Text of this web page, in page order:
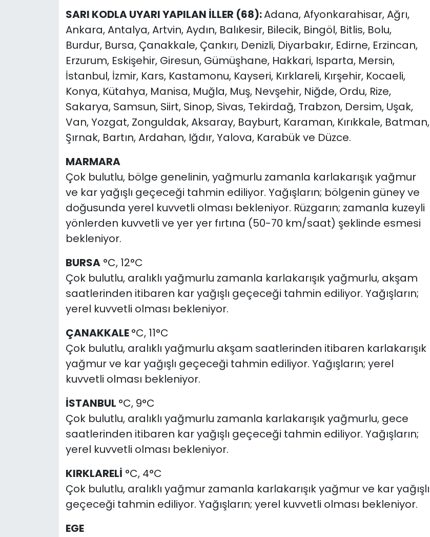
SARI KODLA UYARI YAPILAN İLLER (68):Adana, Afyonkarahisar, Ağrı,
Ankara, Antalya, Artvin, Aydın, Balıkesir, Bilecik, Bingöl, Bitlis, Bolu,
Burdur, Bursa, Çanakkale, Çankırı, Denizli, Diyarbakır, Edirne, Erzincan,
Erzurum, Eskişehir, Giresun, Gümüşhane, Hakkari, Isparta, Mersin,
İstanbul, İzmir, Kars, Kastamonu, Kayseri, Kırklareli, Kırşehir, Kocaeli,
Konya, Kütahya, Manisa, Muğla, Muş, Nevşehir, Niğde, Ordu, Rize,
Sakarya, Samsun, Siirt, Sinop, Sivas, Tekirdağ, Trabzon, Dersim, Uşak,
Van, Yozgat, Zonguldak, Aksaray, Bayburt, Karaman, Kırıkkale, Batman,
Şırnak, Bartın, Ardahan, Iğdır, Yalova, Karabük ve Düzce.
MARMARA
Çok bulutlu, bölge genelinin, yağmurlu zamanla karlakarışık yağmur
ve kar yağışlı geçeceği tahmin ediliyor. Yağışların; bölgenin güney ve
doğusunda yerel kuvvetli olması bekleniyor. Rüzgarın; zamanla kuzeyli
yönlerden kuvvetli ve yer yer fırtına (50-70 km/saat) şeklinde esmesi
bekleniyor.
BURSA°C, 12°C
Çok bulutlu, aralıklı yağmurlu zamanla karlakarışık yağmurlu, akşam
saatlerinden itibaren kar yağışlı geçeceği tahmin ediliyor. Yağışların;
yerel kuvvetli olması bekleniyor.
ÇANAKKALE°C, 11°C
Çok bulutlu, aralıklı yağmurlu akşam saatlerinden itibaren karlakarışık
yağmur ve kar yağışlı geçeceği tahmin ediliyor. Yağışların; yerel
kuvvetli olması bekleniyor.
İSTANBUL °C, 9°C
Çok bulutlu, aralıklı yağmurlu zamanla karlakarışık yağmurlu, gece
saatlerinden itibaren kar yağışlı geçeceği tahmin ediliyor. Yağışların;
yerel kuvvetli olması bekleniyor.
KIRKLARELİ °C, 4°C
Çok bulutlu, aralıklı yağmur zamanla karlakarışık yağmur ve kar yağışlı
geçeceği tahmin ediliyor. Yağışların; yerel kuvvetli olması bekleniyor.
EGE